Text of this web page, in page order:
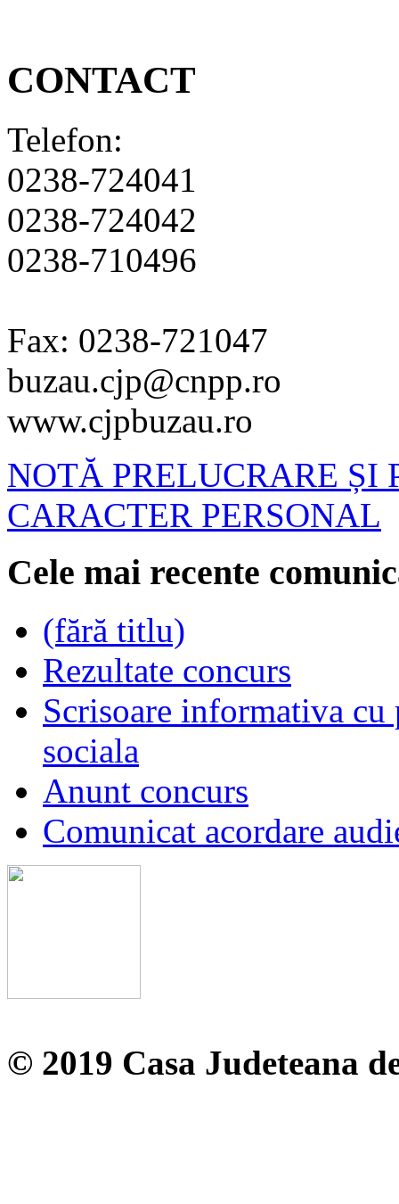
CONTACT
Telefon:
0238-724041
0238-724042
0238-710496
Fax: 0238-721047
buzau.cjp@cnpp.ro
www.cjpbuzau.ro
NOTĂ PRELUCRARE ȘI
CARACTER PERSONAL
Cele mai recente
(fără titlu)
Rezultate concurs
Scrisoare informativa
sociala
Anunt concurs
Comunicat acordare
© 2019 Casa Judeteana